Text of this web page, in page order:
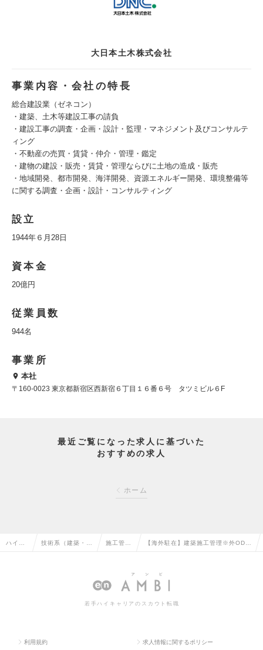
大日本土木株式会社
事業内容・会社の特長
総合建設業（ゼネコン）
・建築、土木等建設工事の請負
・建設工事の調査・企画・設計・監理・マネジメント及びコンサルテ
ィング
・不動産の売買・賃貸・仲介・管理・鑑定
・建物の建設・販売・賃貸・管理ならびに土地の造成・販売
・地域開発、都市開発、海洋開発、資源エネルギー開発、環境整備等
に関する調査・企画・設計・コンサルティング
設立
1944年６月28日
資本金
20億円
従業員数
944名
事業所
本社
〒160-0023 東京都新宿区西新宿６丁目１６番６号 タツミビル６F
最近ご覧になった求人に基づいた
おすすめの求人
ホーム
ハイク 技術系（建築・設 施工管理
の転職
【海外駐在】建築施工管理※外ODA
優良ゼネコンの求人情報
若手ハイキャリアのスカウト転職
利用規約 求人情報に関するポリシー